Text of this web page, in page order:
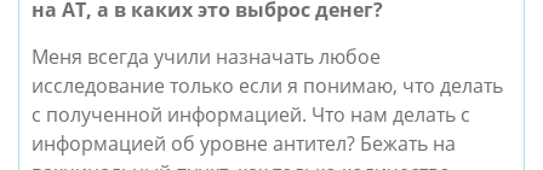
на АТ, а в каких это выброс денег?
Меня всегда учили назначать любое
исследование только если я понимаю, что делать
с полученной информацией. Что нам делать с
информацией об уровне антител? Бежать на